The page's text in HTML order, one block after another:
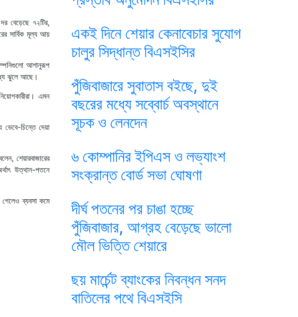
বেড়েছে ৭২টির,
সার্বিক মূল্য আয়
আশানুরূপ
ঝুলে আছে।
এমন
ভেবে-চিন্তে দেয়া
শেয়ারবাজারের
উত্থান-পতনে
ব্যবসা কমে
একই দিনে শেয়ার কেনাবেচার সুযোগ
চালুর সিদ্ধান্ত বিএসইসির
পুঁজিবাজারে সুবাতাস বইছে, দুই
বছরের মধ্যে সব্বোর্চ অবস্থানে
সূচক ও লেনদেন
৬ কোম্পানির ইপিএস ও লভ্যাংশ
সংক্রান্ত বোর্ড সভা ঘোষণা
দীর্ঘ পতনের পর চাঙা হচ্ছে
পুঁজিবাজার, আগ্রহ বেড়েছে ভালো
মৌল ভিত্তি শেয়ারে
ছয় মার্চেন্ট ব্যাংকের নিবন্ধন সনদ
বাতিলের পথে বিএসইসি